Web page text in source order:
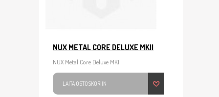
NUX METAL CORE DELUXE MKII
NUX Metal Core Deluxe MKII
LAITA OSTOSKORIIN